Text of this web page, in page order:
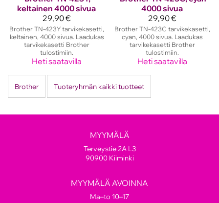
keltainen 4000 sivua
29,90 €
Brother TN-423Y tarvikekasetti,
keltainen, 4000 sivua. Laadukas
tarvikekasetti Brother
tulostimiin.
Heti saatavilla
4000 sivua
29,90 €
Brother TN-423C tarvikekasetti,
cyan, 4000 sivua. Laadukas
tarvikekasetti Brother
tulostimiin.
Heti saatavilla
Brother Tuoteryhmän kaikki tuotteet
MYYMÄLÄ
Terveystie 2A L3
90900 Kiiminki
MYYMÄLÄ AVOINNA
Ma–to 10–17